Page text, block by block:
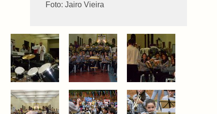
Foto: Jairo Vieira